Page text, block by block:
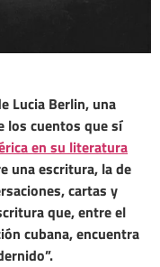
Lucia Berlin, una
los cuentos que sí
en su literatura
una escritura, la de
cartas y
que, entre el
cubana, encuentra